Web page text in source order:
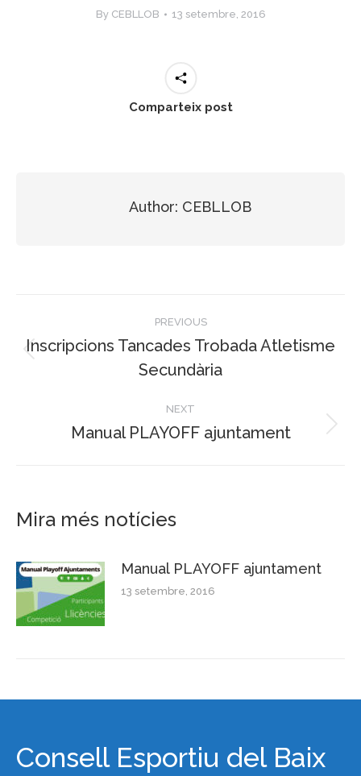
By CEBLLOB 13 setembre, 2016
Comparteix post
Author: CEBLLOB
navigation
PREVIOUS
post:
Inscripcions Tancades Trobada Atletisme
Secundària
NEXT
Next
Manual PLAYOFF ajuntament
Mira més notícies
Manual PLAYOFF ajuntament
13 setembre, 2016
Consell Esportiu del Baix